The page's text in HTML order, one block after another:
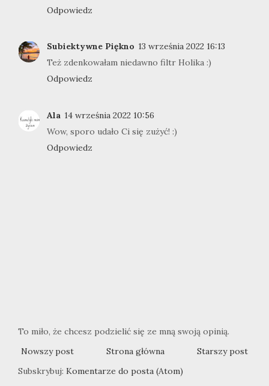
Odpowiedz
Subiektywne Piękno 13 września 2022 16:13
Też zdenkowałam niedawno filtr Holika :)
Odpowiedz
Ala 14 września 2022 10:56
Wow, sporo udało Ci się zużyć! :)
Odpowiedz
To miło, że chcesz podzielić się ze mną swoją opinią.
Nowszy post
Starszy post
Strona główna
Subskrybuj: Komentarze do posta (Atom)